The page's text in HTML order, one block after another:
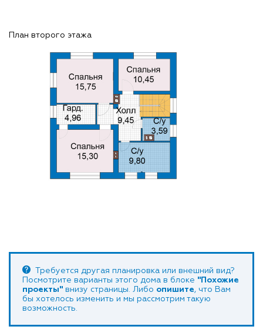
План второго этажа
Требуется другая планировка или внешний вид?
Посмотрите варианты этого дома в блоке "Похожие
проекты" внизу страницы. Либо опишите, что Вам
бы хотелось изменить и мы рассмотрим такую
возможность.